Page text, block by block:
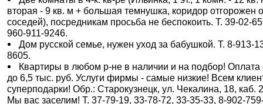
вторая - 9 кв. м + большая темнушка, коридор отгорожен
соседей), посредникам просьба не беспокоить. Т. 39-02-
960-911-9246.
Дом русской семье, нужен уход за бабушкой. Т. 8-913-
8605.
Квартиры в любом р-не в наличии и на подбор! Оплата
до 6,5 тыс. руб. Услуги фирмы - самые низкие! Всем
суперподарки! Обр.: Старокузнецк, ул. Чекалина, 18, каб.
Мы вас заселим! Т. 37-79-19, 33-78-72, 33-35-33, 8-902-